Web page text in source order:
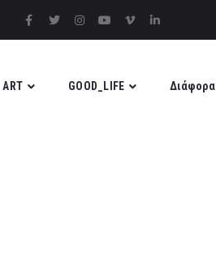
ART GOOD_LIFE Διάφορα